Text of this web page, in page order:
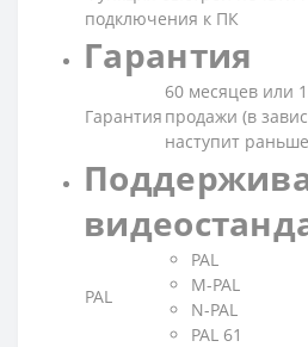
подключения к ПК
Гарантия
Гарантия
60 месяцев или
продажи (в
наступит
PAL
PAL
M-PAL
N-PAL
PAL 61